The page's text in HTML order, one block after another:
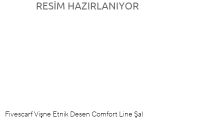
Fivescarf Vişne Etnik Desen Comfort Line Şal